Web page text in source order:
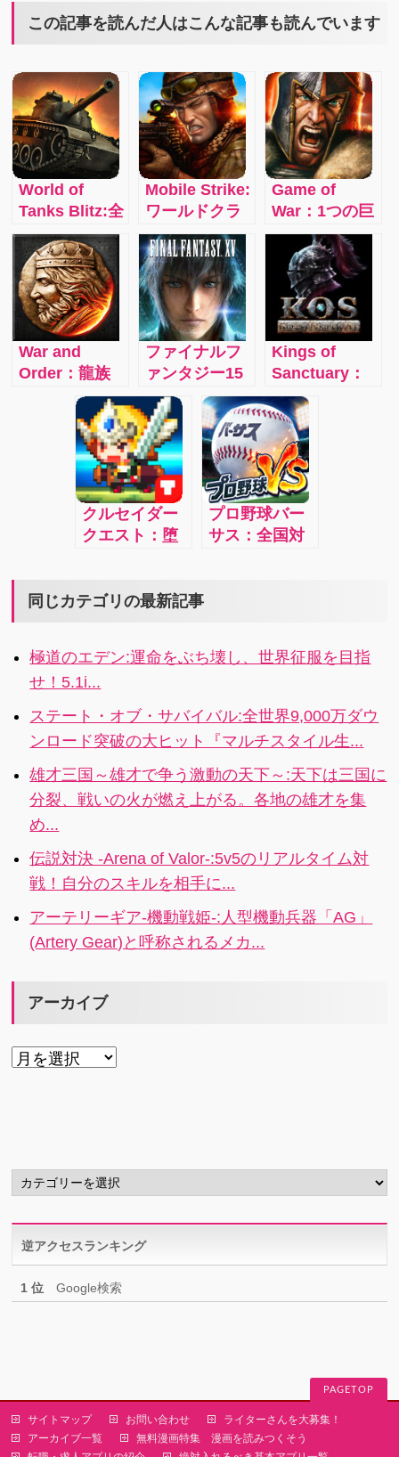
この記事を読んだ人はこんな記事も読んでいます
World of
Tanks Blitz:全
世界で9,000
万人を超える
プレイヤーを
有するモバイ
ル MMO アク
ションゲーム
がアプリ化！
自分の好きな
戦車で勝ち進
Mobile Strike:
ワールドクラ
スのリアルタ
イム戦略
MMORPGがつ
いに日本上
陸！
Game of
War：1つの巨
大な冒険世界
で終わること
なく繰り広げ
られる 大規模
戦略バトル
RPG！
War and
Order：龍族
賢者, 獣人騎
士, 妖精射手、
そしていろい
ろな戦士たち
が君の帝国の
為に戦う！
ファイナルフ
ァンタジー15
新たなる王
国：仲間とギ
ルドを組み、
英雄のひとり
として冒険に
繰り出すの
だ！s
Kings of
Sanctuary：
世界中のプレ
イヤーがサー
バーを介して
オンラインで
ゲームに参加
する日本発の
本格的戦略
MMORPG！
クルセイダー
クエスト：堕
主人公は君！
をもっと楽し
もう！
プロ野球バー
サス：全国対
同じカテゴリの最新記事
極道のエデン:運命をぶち壊し、世界征服を目指
せ！5.1i...
ステート・オブ・サバイバル:全世界9,000万ダウ
ンロード突破の大ヒット『マルチスタイル生...
雄才三国～雄才で争う激動の天下～:天下は三国に
分裂、戦いの火が燃え上がる。各地の雄才を集
め...
伝説対決 -Arena of Valor-:5v5のリアルタイム対
戦！自分のスキルを相手に...
アーテリーギア-機動戦姫-:人型機動兵器「AG」
(Artery Gear)と呼称されるメカ...
アーカイブ
ア
カ
テ
リ
ー逆アクセスランキング
1 位 Google検索
PAGETOP
サイトマップ お問い合わせ
ライターさんを大募集！
アーカイブ一覧
無料漫画特集 漫画を読みつくそう